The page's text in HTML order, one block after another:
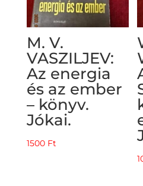
M. V.
VASZILJEV:
Az energia
és az ember
– könyv.
Jókai.
1500 Ft